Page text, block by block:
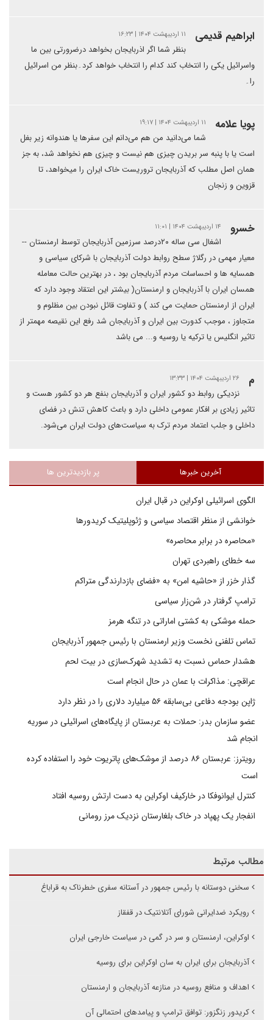
ابراهیم قدیمی ۱۱ اردیبهشت ۱۴۰۴ | ۱۶:۲۳
بنظر شما اگر اذربایجان بخواهد درضرورتی بین ما
واسرائیل یکی را انتخاب کند کدام را انتخاب خواهد کرد۔بنظر من اسرائیل
را۔
پویا علامه ۱۱ اردیبهشت ۱۴۰۴ | ۱۹:۱۷
شما می‌دانید من هم می‌دانم این سفرها یا هندوانه زیر بغل
است یا با پنبه سر بریدن چیزی هم نیست و چیزی هم نخواهد شد، به جز
همان اصل مطلب که آذربایجان تروریست خاک ایران را میخواهد، تا
قزوین و زنجان
خسرو ۱۴ اردیبهشت ۱۴۰۴ | ۱۱:۰۱
اشغال سی ساله ۲۰درصد سرزمین آذربایجان توسط ارمنستان --
معیار مهمی در رگلاژ سطح روابط دولت آذربایجان با شرکای سیاسی و
همسایه ها و احساسات مردم آذربایجان بود ، در بهترین حالت معامله
همسان ایران با آذربایجان و ارمنستان( بیشتر این اعتقاد وجود دارد که
ایران از ارمنستان حمایت می کند ) و تفاوت قائل نبودن بین مظلوم و
متجاوز ، موجب کدورت بین ایران و آذربایجان شد رفع این نقیصه مهمتر از
تاثیر انگلیس یا ترکیه یا روسیه و... می باشد
م ۲۶ اردیبهشت ۱۴۰۴ | ۱۳:۳۳
نزدیکی روابط دو کشور ایران و آذربایجان بنفع هر دو کشور هست و
تاثیر زیادی بر افکار عمومی داخلی دارد و باعث کاهش تنش در فضای
داخلی و جلب اعتماد مردم ترک به سیاست‌های دولت ایران می‌شود.
آخرین خبرها پر بازدیدترین ها
الگوی اسرائیلی اوکراین در قبال ایران
خوانشی از منظر اقتصاد سیاسی و ژئوپلیتیک کریدورها
«محاصره در برابر محاصره»
سه خطای راهبردی تهران
گذار خزر از «حاشیه امن» به «فضای بازدارندگی متراکم
ترامپ گرفتار در شن‌زار سیاسی
حمله موشکی به کشتی اماراتی در تنگه هرمز
تماس تلفنی نخست وزیر ارمنستان با رئیس جمهور آذربایجان
هشدار حماس نسبت به تشدید شهرک‌سازی در بیت‌ لحم
عراقچی: مذاکرات با عمان در حال انجام است
ژاپن بودجه دفاعی بی‌سابقه ۵۶ میلیارد دلاری را در نظر دارد
عضو سازمان بدر: حملات به عربستان از پایگاه‌های اسرائیلی در سوریه
انجام شد
رویترز: عربستان ۸۶ درصد از موشک‌های پاتریوت خود را استفاده کرده
است
کنترل ایوانوفکا در خارکیف اوکراین به دست ارتش روسیه افتاد
انفجار یک پهپاد در خاک بلغارستان نزدیک مرز رومانی
مطالب مرتبط
سخنی دوستانه با رئیس جمهور در آستانه سفری خطرناک به قراباغ
رویکرد ضدایرانی شورای آتلانتیک در قفقاز
اوکراین، ارمنستان و سر در گمی در سیاست خارجی ایران
آذربایجان برای ایران به سان اوکراین برای روسیه
اهداف و منافع روسیه در منازعه آذربایجان و ارمنستان
کریدور زنگزور: توافق ترامپ و پیامدهای احتمالی آن